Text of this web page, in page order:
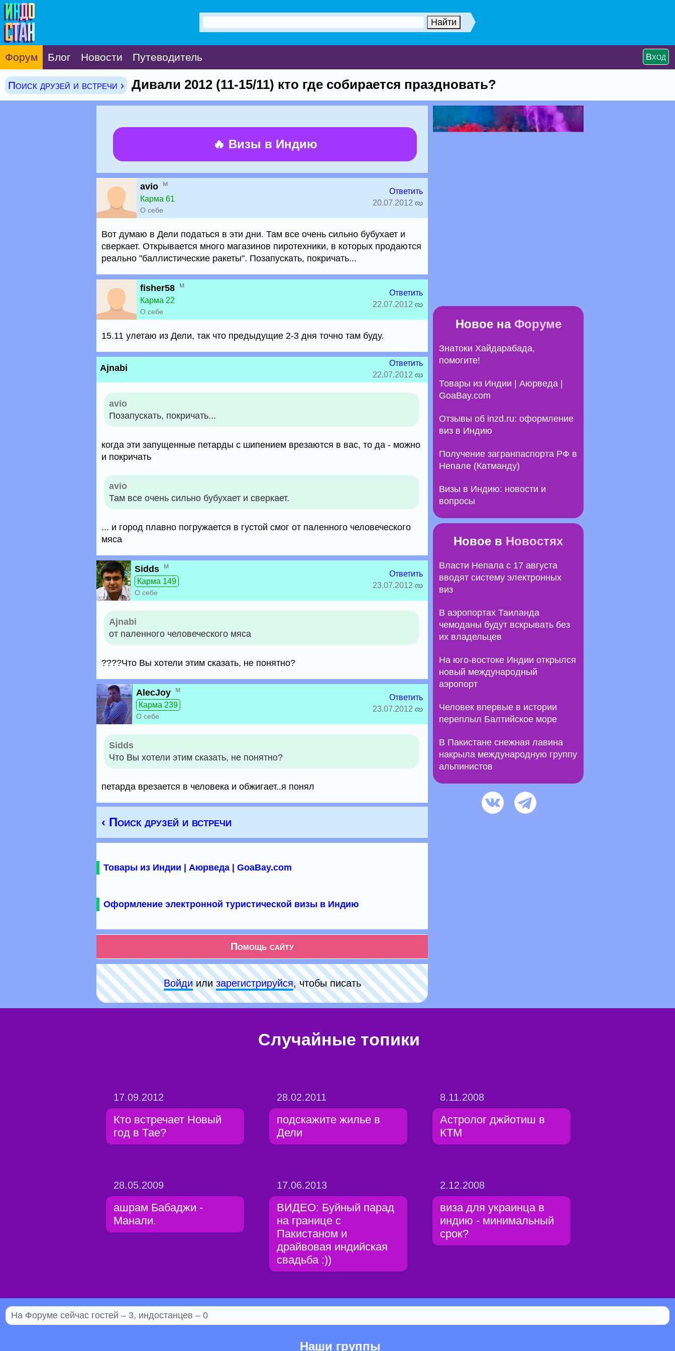
Форум Блог Новости Путеводитель Вход
Поиск друзей и встречи › Дивали 2012 (11-15/11) кто где собирается праздновать?
🔥 Визы в Индию
avio м
Карма 61
О себе
Ответить
20.07.2012
Вот думаю в Дели податься в эти дни. Там все очень сильно бубухает и
сверкает. Открывается много магазинов пиротехники, в которых продаются
реально "баллистические ракеты". Позапускать, покричать...
fisher58 м
Карма 22
О себе
Ответить
22.07.2012
15.11 улетаю из Дели, так что предыдущие 2-3 дня точно там буду.
Ajnabi
Ответить
22.07.2012
avio
Позапускать, покричать...
когда эти запущенные петарды с шипением врезаются в вас, то да - можно
и покричать
avio
Там все очень сильно бубухает и сверкает.
... и город плавно погружается в густой смог от паленного человеческого
мяса
Sidds м
Карма 149
О себе
Ответить
23.07.2012
Ajnabi
от паленного человеческого мяса
????Что Вы хотели этим сказать, не понятно?
AlecJoy м
Карма 239
О себе
Ответить
23.07.2012
Sidds
Что Вы хотели этим сказать, не понятно?
петарда врезается в человека и обжигает..я понял
‹ Поиск друзей и встречи
Товары из Индии | Аюрведа | GoaBay.com
Оформление электронной туристической визы в Индию
Помощь сайту
Войдиилизарeгиcтpируйся, чтобы писать
Новое на Форуме
Знатоки Хайдарабада,
помогите!
Товары из Индии | Аюрведа |
GoaBay.com
Отзывы об inzd.ru: оформление
виз в Индию
Получение загранпаспорта РФ в
Непале (Катманду)
Визы в Индию: новости и
вопросы
Новое в Новостях
Власти Непала с 17 августа
вводят систему электронных
виз
В аэропортах Таиланда
чемоданы будут вскрывать без
их владельцев
На юго-востоке Индии открылся
новый международный
аэропорт
Человек впервые в истории
переплыл Балтийское море
В Пакистане снежная лавина
накрыла международную группу
альпинистов
Случайные топики
17.09.2012
Кто встречает Новый
год в Тае?
28.02.2011
подскажите жилье в
Дели
8.11.2008
Астролог джйотиш в
КТМ
28.05.2009
ашрам Бабаджи -
Манали.
17.06.2013
ВИДЕО: Буйный парад
на границе с
Пакистаном и
драйвовая индийская
свадьба :))
2.12.2008
виза для украинца в
индию - минимальный
срок?
На Форуме сейчас гостей – 3, индостанцев – 0
Наши группы